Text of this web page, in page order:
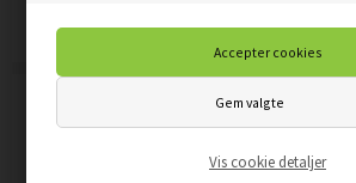
Vis cookie detaljer